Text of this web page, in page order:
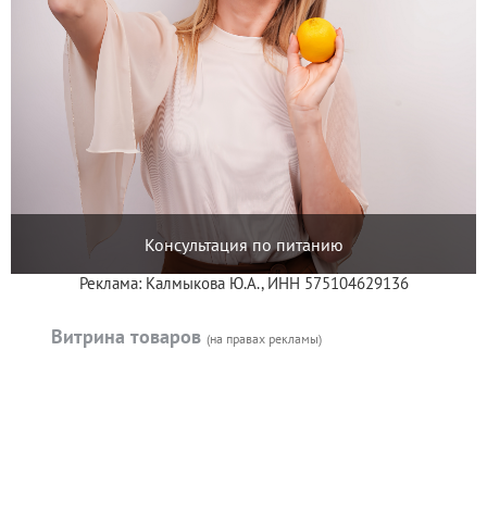
Консультация по питанию
Реклама: Калмыкова Ю.А., ИНН 575104629136
Витрина товаров (на правах рекламы)